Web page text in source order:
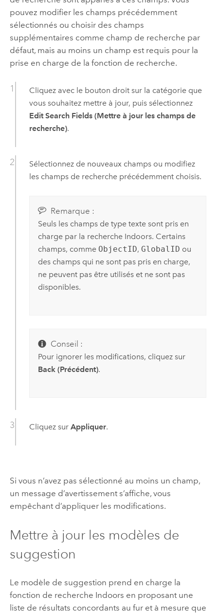
pouvez modifier les champs précédemment
sélectionnés ou choisir des champs
supplémentaires comme champ de recherche par
défaut, mais au moins un champ est requis pour la
prise en charge de la fonction de recherche.
Cliquez avec le bouton droit sur la catégorie que
vous souhaitez mettre à jour, puis sélectionnez
Edit Search Fields (Mettre à jour les champs de
recherche).
Sélectionnez de nouveaux champs ou modifiez
les champs de recherche précédemment choisis.
Remarque :
Seuls les champs de type texte sont pris en
charge par la recherche Indoors. Certains
champs, comme ObjectID, GlobalID ou
des champs qui ne sont pas pris en charge,
ne peuvent pas être utilisés et ne sont pas
disponibles.
Conseil :
Pour ignorer les modifications, cliquez sur
Back (Précédent).
Cliquez sur Appliquer.
Si vous n’avez pas sélectionné au moins un champ,
un message d’avertissement s’affiche, vous
empêchant d’appliquer les modifications.
Mettre à jour les modèles de
suggestion
Le modèle de suggestion prend en charge la
fonction de recherche Indoors en proposant une
liste de résultats concordants au fur et à mesure que